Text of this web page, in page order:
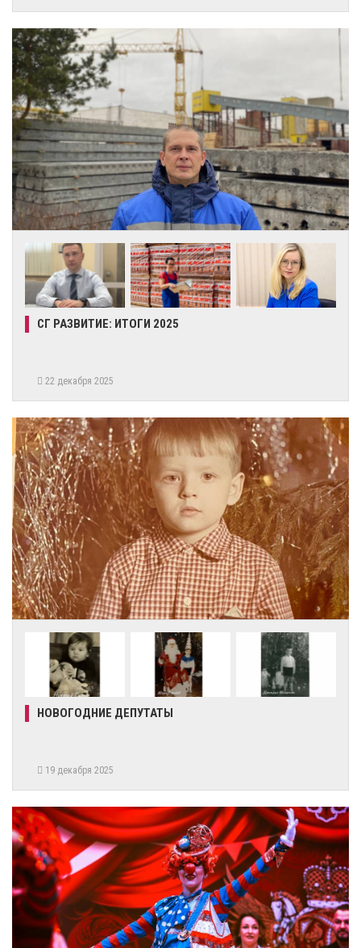
СГ РАЗВИТИЕ: ИТОГИ 2025
22 декабря 2025
НОВОГОДНИЕ ДЕПУТАТЫ
19 декабря 2025